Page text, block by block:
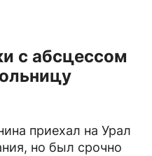
с абсцессом
приехал на Урал
но был срочно